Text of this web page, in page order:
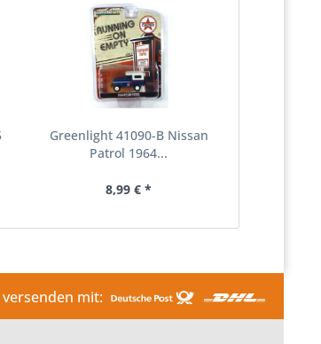
Greenlight 41090-B Nissan
Patrol 1964...
8,99 € *
mit: